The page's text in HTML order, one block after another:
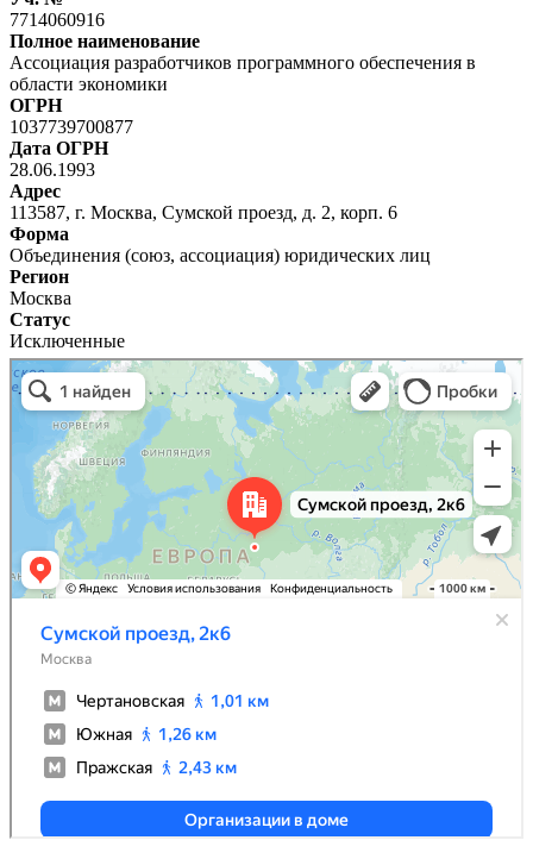
7714060916
Полное наименование
Ассоциация разработчиков программного обеспечения в
области экономики
ОГРН
1037739700877
Дата ОГРН
28.06.1993
Адрес
113587, г. Москва, Сумской проезд, д. 2, корп. 6
Форма
Объединения (союз, ассоциация) юридических лиц
Регион
Москва
Статус
Исключенные